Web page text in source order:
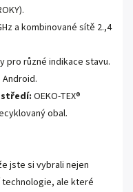
a kombinované sítě 2.,4
pro různé indikace stavu.
Android.
OEKO-TEX®
obal.
jste si vybrali nejen
ale které